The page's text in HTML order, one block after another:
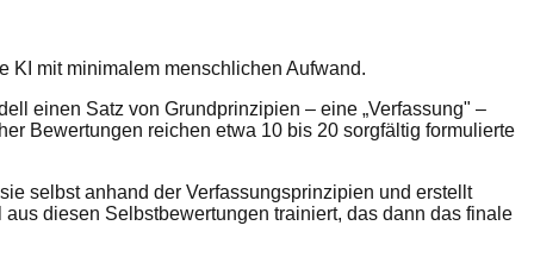
KI mit minimalem menschlichen Aufwand.
einen Satz von Grundprinzipien – eine „Verfassung" –
Bewertungen reichen etwa 10 bis 20 sorgfältig formulierte
selbst anhand der Verfassungsprinzipien und erstellt
diesen Selbstbewertungen trainiert, das dann das finale